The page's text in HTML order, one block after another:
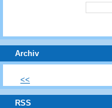
Archiv
<<
RSS